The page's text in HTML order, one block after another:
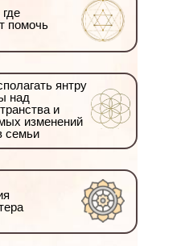
помочь
янтру
над
и
изменений
семьи